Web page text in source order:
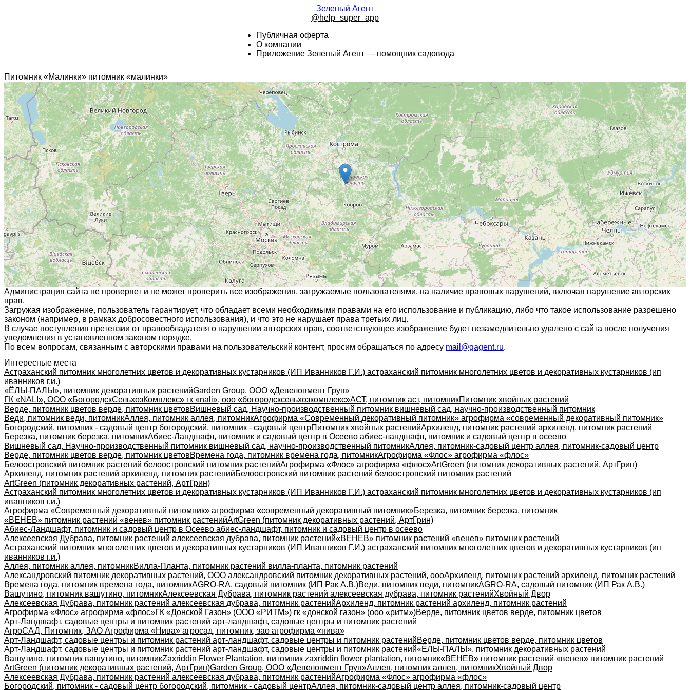
Зеленый Агент
@help_super_app
Публичная оферта
О компании
Приложение Зеленый Агент — помощник садовода
Питомник «Малинки» питомник «малинки»
Администрация сайта не проверяет и не может проверить все изображения, загружаемые пользователями, на наличие правовых нарушений, включая нарушение авторских
прав.
Загружая изображение, пользователь гарантирует, что обладает всеми необходимыми правами на его использование и публикацию, либо что такое использование разрешено
законом (например, в рамках добросовестного использования), и что это не нарушает права третьих лиц.
В случае поступления претензии от правообладателя о нарушении авторских прав, соответствующее изображение будет незамедлительно удалено с сайта после получения
уведомления в установленном законом порядке.
По всем вопросам, связанным с авторскими правами на пользовательский контент, просим обращаться по адресу mail@gagent.ru.
Интересные места
Астраханский питомник многолетних цветов и декоративных кустарников (ИП Иванников Г.И.) астраханский питомник многолетних цветов и декоративных кустарников (ип
иванников г.и.)
«ЁЛЫ-ПАЛЫ», питомник декоративных растенийGarden Group, ООО «Девелопмент Груп»
ГК «NALI», ООО «БогородскСельхозКомплекс» гк «nali», ооо «богородсксельхозкомплекс»АСТ, питомник аст, питомникПитомник хвойных растений
Верде, питомник цветов верде, питомник цветовВишневый сад, Научно-производственный питомник вишневый сад, научно-производственный питомник
Веди, питомник веди, питомникАллея, питомник аллея, питомникАгрофирма «Современный декоративный питомник» агрофирма «современный декоративный питомник»
Богородский, питомник - садовый центр богородский, питомник - садовый центрПитомник хвойных растенийАрхиленд, питомник растений архиленд, питомник растений
Березка, питомник березка, питомникАбиес-Ландшафт, питомник и садовый центр в Осеево абиес-ландшафт, питомник и садовый центр в осеево
Вишневый сад, Научно-производственный питомник вишневый сад, научно-производственный питомникАллея, питомник-садовый центр аллея, питомник-садовый центр
Верде, питомник цветов верде, питомник цветовВремена года, питомник времена года, питомникАгрофирма «Флос» агрофирма «флос»
Белоостровский питомник растений белоостровский питомник растенийАгрофирма «Флос» агрофирма «флос»ArtGreen (питомник декоративных растений, АртГрин)
Архиленд, питомник растений архиленд, питомник растенийБелоостровский питомник растений белоостровский питомник растений
ArtGreen (питомник декоративных растений, АртГрин)
Астраханский питомник многолетних цветов и декоративных кустарников (ИП Иванников Г.И.) астраханский питомник многолетних цветов и декоративных кустарников (ип
иванников г.и.)
Агрофирма «Современный декоративный питомник» агрофирма «современный декоративный питомник»Березка, питомник березка, питомник
«ВЕНЕВ» питомник растений «венев» питомник растенийArtGreen (питомник декоративных растений, АртГрин)
Абиес-Ландшафт, питомник и садовый центр в Осеево абиес-ландшафт, питомник и садовый центр в осеево
Алексеевская Дубрава, питомник растений алексеевская дубрава, питомник растений«ВЕНЕВ» питомник растений «венев» питомник растений
Астраханский питомник многолетних цветов и декоративных кустарников (ИП Иванников Г.И.) астраханский питомник многолетних цветов и декоративных кустарников (ип
иванников г.и.)
Аллея, питомник аллея, питомникВилла-Планта, питомник растений вилла-планта, питомник растений
Александровский питомник декоративных растений, ООО александровский питомник декоративных растений, оооАрхиленд, питомник растений архиленд, питомник растений
Времена года, питомник времена года, питомникAGRO-RA, садовый питомник (ИП Рак А.В.)Веди, питомник веди, питомникAGRO-RA, садовый питомник (ИП Рак А.В.)
Вашутино, питомник вашутино, питомникАлексеевская Дубрава, питомник растений алексеевская дубрава, питомник растенийХвойный Двор
Алексеевская Дубрава, питомник растений алексеевская дубрава, питомник растенийАрхиленд, питомник растений архиленд, питомник растений
Агрофирма «Флос» агрофирма «флос»ГК «Донской Газон» (ООО «РИТМ») гк «донской газон» (ооо «ритм»)Верде, питомник цветов верде, питомник цветов
Арт-Ландшафт, садовые центры и питомник растений арт-ландшафт, садовые центры и питомник растений
АгроСАД, Питомник, ЗАО Агрофирма «Нива» агросад, питомник, зао агрофирма «нива»
Арт-Ландшафт, садовые центры и питомник растений арт-ландшафт, садовые центры и питомник растенийВерде, питомник цветов верде, питомник цветов
Арт-Ландшафт, садовые центры и питомник растений арт-ландшафт, садовые центры и питомник растений«ЁЛЫ-ПАЛЫ», питомник декоративных растений
Вашутино, питомник вашутино, питомникZaxriddin Flower Plantation, питомник zaxriddin flower plantation, питомник«ВЕНЕВ» питомник растений «венев» питомник растений
ArtGreen (питомник декоративных растений, АртГрин)Garden Group, ООО «Девелопмент Груп»Аллея, питомник аллея, питомникХвойный Двор
Алексеевская Дубрава, питомник растений алексеевская дубрава, питомник растенийАгрофирма «Флос» агрофирма «флос»
Богородский, питомник - садовый центр богородский, питомник - садовый центрАллея, питомник-садовый центр аллея, питомник-садовый центр